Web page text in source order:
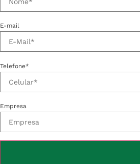
E-mail
Telefone*
Empresa